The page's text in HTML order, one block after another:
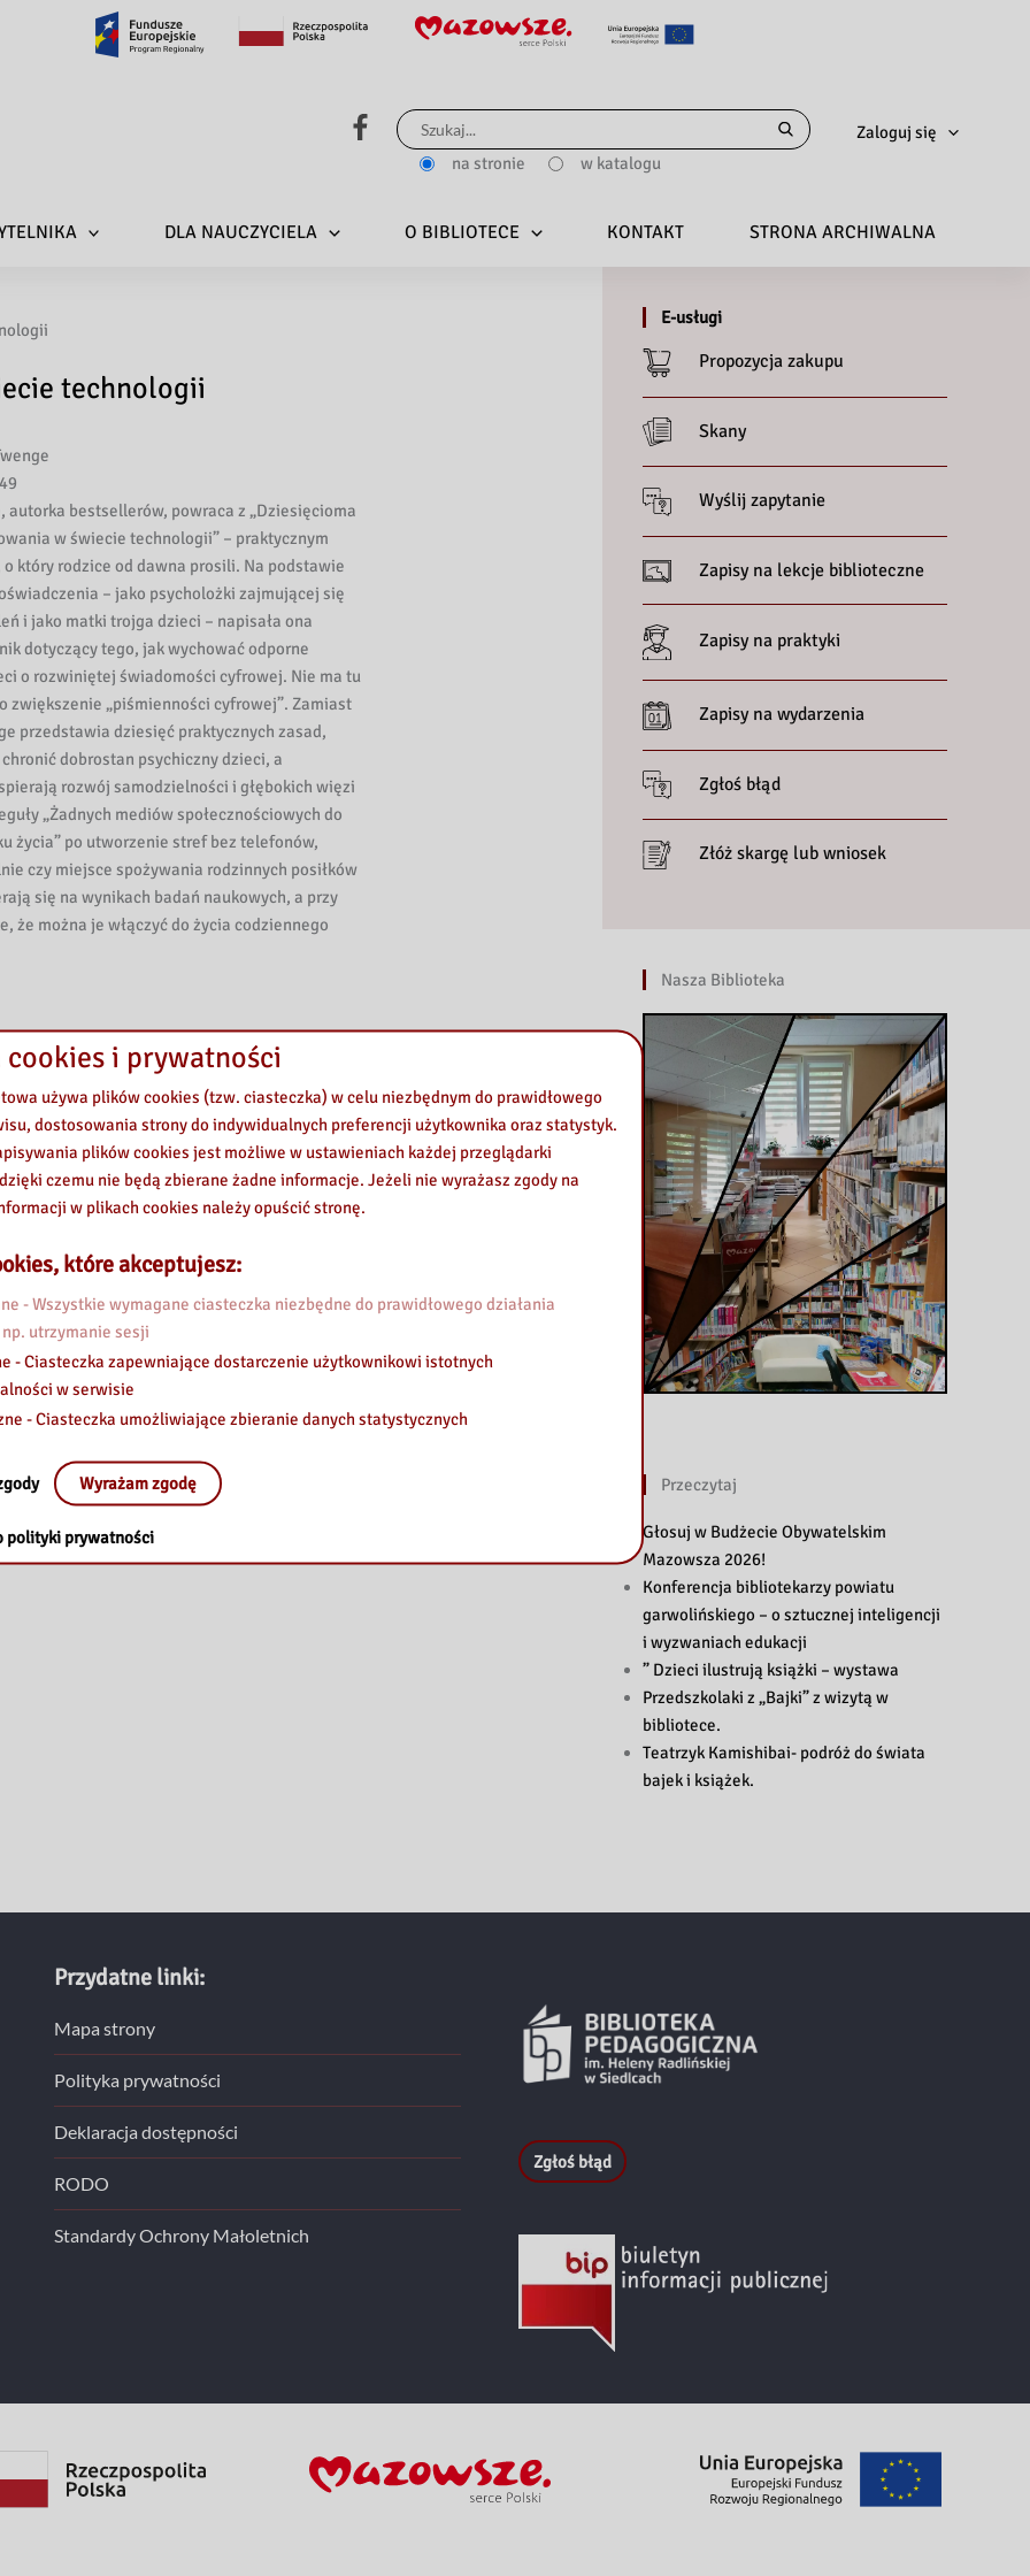
Szukaj
dla:
na stronie w katalogu
Zaloguj się
DLA NAUCZYCIELA O BIBLIOTECE KONTAKT STRONA ARCHIWALNA
technologii
autorka bestsellerów, powraca z „Dziesięcioma
w świecie technologii” – praktycznym
który rodzice od dawna prosili. Na podstawie
– jako psycholożki zajmującej się
i jako matki trojga dzieci – napisała ona
dotyczący tego, jak wychować odporne
o rozwiniętej świadomości cyfrowej. Nie ma tu
zwiększenie „piśmienności cyfrowej”. Zamiast
przedstawia dziesięć praktycznych zasad,
dobrostan psychiczny dzieci, a
rozwój samodzielności i głębokich więzi
„Żadnych mediów społecznościowych do
życia” po utworzenie stref bez telefonów,
czy miejsce spożywania rodzinnych posiłków
się na wynikach badań naukowych, a przy
że można je włączyć do życia codziennego
E-usługi
Propozycja zakupu
Skany
Wyślij zapytanie
Zapisy na lekcje biblioteczne
Zapisy na praktyki
Zapisy na wydarzenia
Zgłoś błąd
Złóż skargę lub wniosek
Nasza Biblioteka
Przeczytaj
Głosuj w Budżecie Obywatelskim
Mazowsza 2026!
Konferencja bibliotekarzy powiatu
garwolińskiego – o sztucznej inteligencji
i wyzwaniach edukacji
” Dzieci ilustrują książki – wystawa
Przedszkolaki z „Bajki” z wizytą w
bibliotece.
Teatrzyk Kamishibai- podróż do świata
bajek i książek.
Przydatne linki:
Mapa strony
Polityka prywatności
Deklaracja dostępności
RODO
Standardy Ochrony Małoletnich
Zgłoś błąd
i prywatności
używa plików cookies (tzw. ciasteczka) w celu niezbędnym do prawidłowego
dostosowania strony do indywidualnych preferencji użytkownika oraz statystyk.
plików cookies jest możliwe w ustawieniach każdej przeglądarki
czemu nie będą zbierane żadne informacje. Jeżeli nie wyrażasz zgody na
w plikach cookies należy opuścić stronę.
które akceptujesz:
- Wszystkie wymagane ciasteczka niezbędne do prawidłowego działania
utrzymanie sesji
- Ciasteczka zapewniające dostarczenie użytkownikowi istotnych
w serwisie
- Ciasteczka umożliwiające zbieranie danych statystycznych
Wyrażam zgodę
polityki prywatności